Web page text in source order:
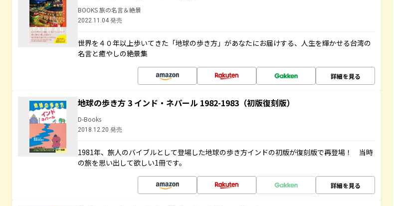
BOOKS 旅の名言＆絶景
2022.11.04 発売
世界を４０年以上歩いてきた「地球の歩き方」があなたにお届けする、人生を輝かせる台湾の
名言と癒やしの絶景集
詳細を見る
地球の歩き方 3 インド・ネパール 1982-1983（初版復刻版）
D-Books
2018.12.20 発売
1981年、旅人のバイブルとして登場した地球の歩き方インドの初版が復刻版で再登場！ 当時
の旅を思い出して欲しい1冊です。
詳細を見る